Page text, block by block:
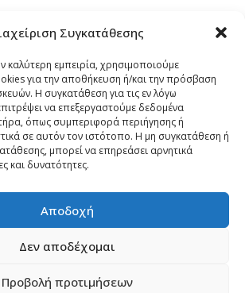
Συγκατάθεσης
καλύτερη εμπειρία, χρησιμοποιούμε
για την αποθήκευση ή/και την πρόσβαση
Η συγκατάθεση για τις εν λόγω
να επεξεργαστούμε δεδομένα
όπως συμπεριφορά περιήγησης ή
σε αυτόν τον ιστότοπο. Η μη συγκατάθεση ή
μπορεί να επηρεάσει αρνητικά
και δυνατότητες.
Αποδοχή
Δεν αποδέχομαι
Προβολή προτιμήσεων
– Επιστρόφης
palmospro.grmade bySata Support